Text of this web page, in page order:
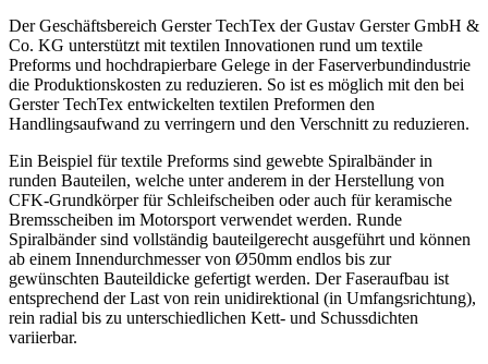
Der Geschäftsbereich Gerster TechTex der Gustav Gerster GmbH &
Co. KG unterstützt mit textilen Innovationen rund um textile
Preforms und hochdrapierbare Gelege in der Faserverbundindustrie
die Produktionskosten zu reduzieren. So ist es möglich mit den bei
Gerster TechTex entwickelten textilen Preformen den
Handlingsaufwand zu verringern und den Verschnitt zu reduzieren.
Ein Beispiel für textile Preforms sind gewebte Spiralbänder in
runden Bauteilen, welche unter anderem in der Herstellung von
CFK-Grundkörper für Schleifscheiben oder auch für keramische
Bremsscheiben im Motorsport verwendet werden. Runde
Spiralbänder sind vollständig bauteilgerecht ausgeführt und können
ab einem Innendurchmesser von Ø50mm endlos bis zur
gewünschten Bauteildicke gefertigt werden. Der Faseraufbau ist
entsprechend der Last von rein unidirektional (in Umfangsrichtung),
rein radial bis zu unterschiedlichen Kett- und Schussdichten
variierbar.